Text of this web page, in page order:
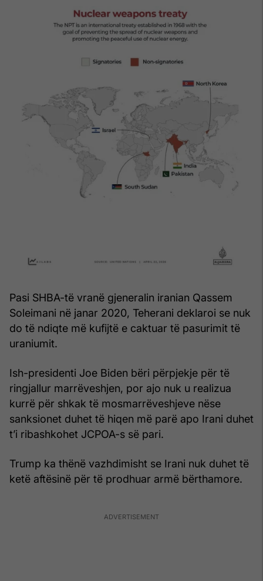
Pasi SHBA-të vranë gjeneralin iranian Qassem
Soleimani në janar 2020, Teherani deklaroi se nuk
do të ndiqte më kufijtë e caktuar të pasurimit të
uraniumit.
Ish-presidenti Joe Biden bëri përpjekje për të
ringjallur marrëveshjen, por ajo nuk u realizua
kurrë për shkak të mosmarrëveshjeve nëse
sanksionet duhet të hiqen më parë apo Irani duhet
t’i ribashkohet JCPOA-s së pari.
Trump ka thënë vazhdimisht se Irani nuk duhet të
ketë aftësinë për të prodhuar armë bërthamore.